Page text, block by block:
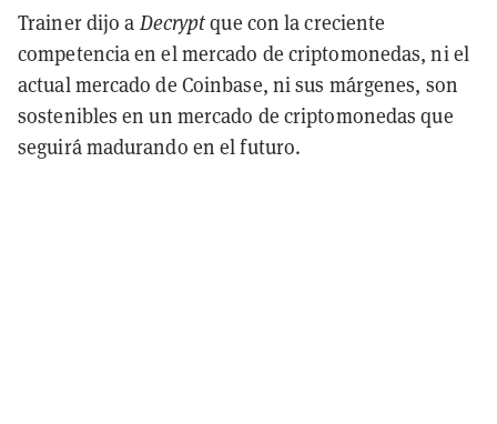
Trainer dijo a Decryptque con la creciente
competencia en el mercado de criptomonedas, ni el
actual mercado de Coinbase, ni sus márgenes, son
sostenibles en un mercado de criptomonedas que
seguirá madurando en el futuro.